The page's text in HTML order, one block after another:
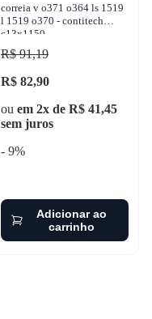
correia v o371 o364 ls 1519
l 1519 o370 - contitech
c13x1150
R$ 91,19
R$ 82,90
ou em 2x de R$ 41,45
sem juros
- 9%
Adicionar ao
carrinho